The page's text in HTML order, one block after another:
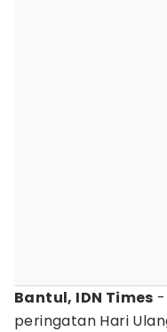
Bantul, IDN Times
peringatan Hari